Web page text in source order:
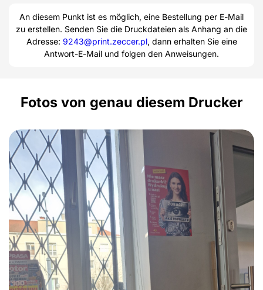
An diesem Punkt ist es möglich, eine Bestellung per E-Mail
zu erstellen. Senden Sie die Druckdateien als Anhang an die
Adresse: 9243@print.zeccer.pl, dann erhalten Sie eine
Antwort-E-Mail und folgen den Anweisungen.
Fotos von genau diesem Drucker